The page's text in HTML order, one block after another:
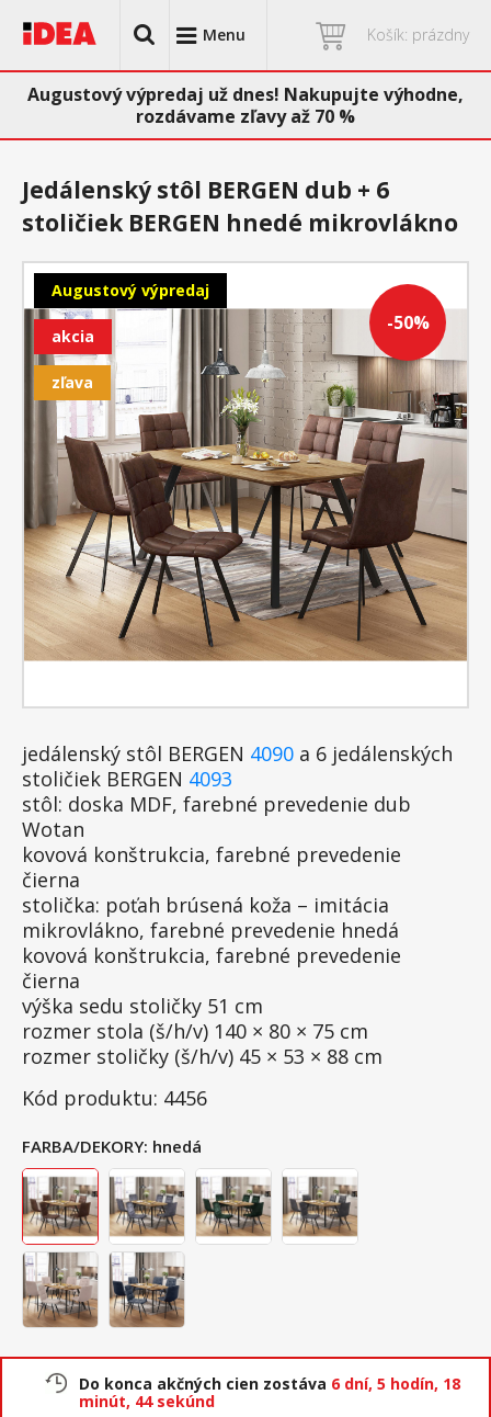
Menu Košík: prázdny
Augustový výpredaj už dnes! Nakupujte výhodne,
rozdávame zľavy až 70 %
-50%
Augustový výpredaj
akcia
zľava
Jedálenský stôl BERGEN dub + 6
stoličiek BERGEN hnedé mikrovlákno
jedálenský stôl BERGEN 4090 a 6 jedálenských
stoličiek BERGEN 4093
stôl: doska MDF, farebné prevedenie dub
Wotan
kovová konštrukcia, farebné prevedenie
čierna
stolička: poťah brúsená koža – imitácia
mikrovlákno, farebné prevedenie hnedá
kovová konštrukcia, farebné prevedenie
čierna
výška sedu stoličky 51 cm
rozmer stola (š/h/v) 140 × 80 × 75 cm
rozmer stoličky (š/h/v) 45 × 53 × 88 cm
Kód produktu: 4456
FARBA/DEKORY: hnedá
Do konca akčných cien zostáva 6 dní, 5 hodín, 18
minút, 44 sekúnd